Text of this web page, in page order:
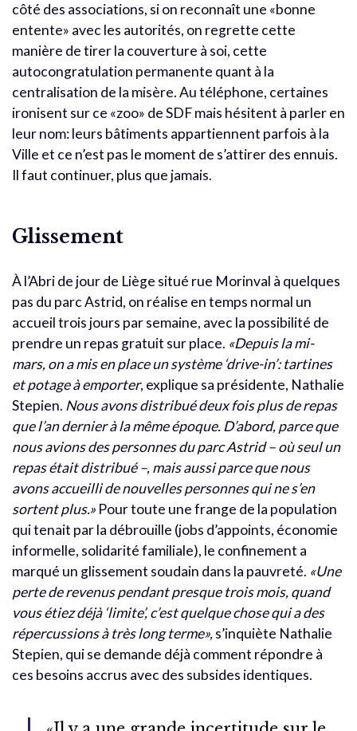
côté des associations, si on reconnaît une «bonne
entente» avec les autorités, on regrette cette
manière de tirer la couverture à soi, cette
autocongratulation permanente quant à la
centralisation de la misère. Au téléphone, certaines
ironisent sur ce «zoo» de SDF mais hésitent à parler en
leur nom: leurs bâtiments appartiennent parfois à la
Ville et ce n’est pas le moment de s’attirer des ennuis.
Il faut continuer, plus que jamais.
Glissement
À l’Abri de jour de Liège situé rue Morinval à quelques
pas du parc Astrid, on réalise en temps normal un
accueil trois jours par semaine, avec la possibilité de
prendre un repas gratuit sur place. «Depuis la mi-
mars, on a mis en place un système ‘drive-in’: tartines
et potage à emporter, explique sa présidente, Nathalie
Stepien. Nous avons distribué deux fois plus de repas
que l’an dernier à la même époque. D’abord, parce que
nous avions des personnes du parc Astrid – où seul un
repas était distribué –, mais aussi parce que nous
avons accueilli de nouvelles personnes qui ne s’en
sortent plus.» Pour toute une frange de la population
qui tenait par la débrouille (jobs d’appoints, économie
informelle, solidarité familiale), le confinement a
marqué un glissement soudain dans la pauvreté. «Une
perte de revenus pendant presque trois mois, quand
vous étiez déjà ‘limite’, c’est quelque chose qui a des
répercussions à très long terme»,s’inquiète Nathalie
Stepien, qui se demande déjà comment répondre à
ces besoins accrus avec des subsides identiques.